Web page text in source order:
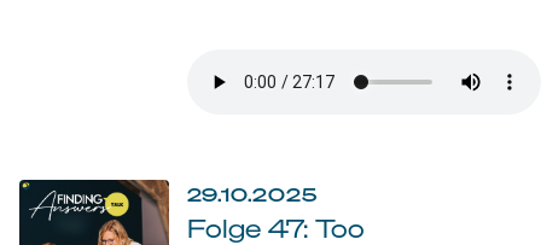
29.10.2025
Folge 47: Too